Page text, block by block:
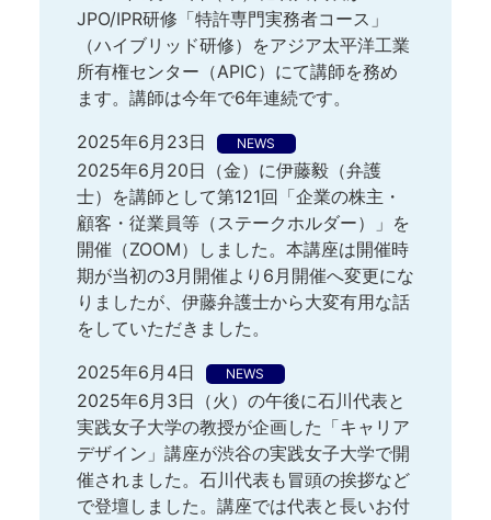
JPO/IPR研修「特許専門実務者コース」
（ハイブリッド研修）をアジア太平洋工業
所有権センター（APIC）にて講師を務め
ます。講師は今年で6年連続です。
2025年6月23日
NEWS
2025年6月20日（金）に伊藤毅（弁護
士）を講師として第121回「企業の株主・
顧客・従業員等（ステークホルダー）」を
開催（ZOOM）しました。本講座は開催時
期が当初の3月開催より6月開催へ変更にな
りましたが、伊藤弁護士から大変有用な話
をしていただきました。
2025年6月4日
NEWS
2025年6月3日（火）の午後に石川代表と
実践女子大学の教授が企画した「キャリア
デザイン」講座が渋谷の実践女子大学で開
催されました。石川代表も冒頭の挨拶など
で登壇しました。講座では代表と長いお付